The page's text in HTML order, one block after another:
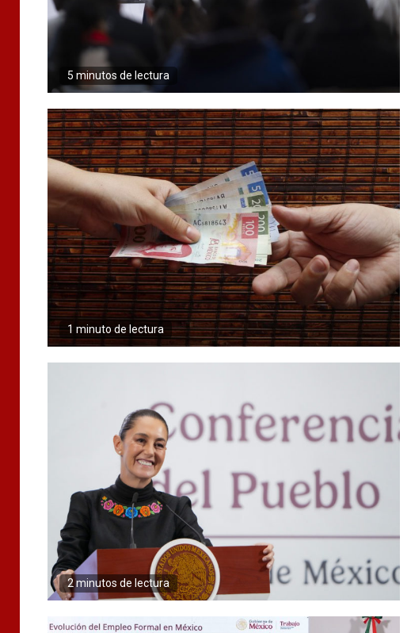
5 minutos de lectura
1 minuto de lectura
2 minutos de lectura